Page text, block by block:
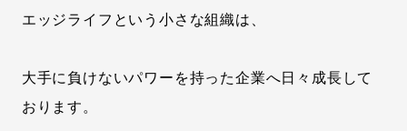
エッジライフという小さな組織は、
大手に負けないパワーを持った企業へ日々成長して
おります。